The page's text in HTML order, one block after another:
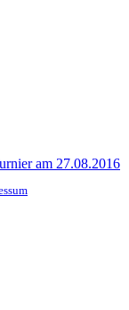
am 27.08.2016